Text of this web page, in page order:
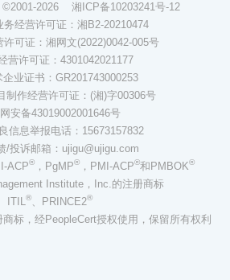
©2001-2026 湘ICP备10203241号-12
务经营许可证：湘B2-20210474
许可证：湘网文(2022)0042-005号
营许可证：4301042021177
业证书：GR201743000253
制作经营许可证：(湘)字00306号
安备43019002001646号
信息举报电话：15673157832
/投诉邮箱：ujigu@ujigu.com
ACP®，PgMP®，PMI-ACP®和PMBOK®
Institute，Inc.的注册商标
ITIL®、PRINCE2®
标，经PeopleCert授权使用，保留所有权利